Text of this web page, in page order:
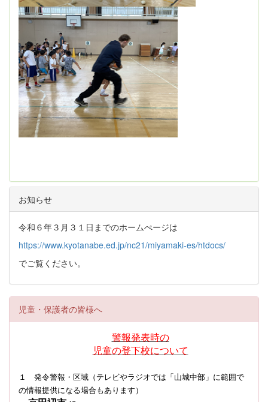
お知らせ
令和６年３月３１日までのホームぺージは
https://www.kyotanabe.ed.jp/nc21/miyamaki-es/htdocs/
でご覧ください。
児童・保護者の皆様へ
警報発表時の
児童の登下校について
１ 発令警報・区域（テレビやラジオでは「山城中部」に範囲で
の情報提供になる場合もあります）